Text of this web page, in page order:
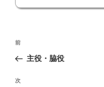
投
ナ
ビ
前
の
稿
前
主役・脇役
次
次